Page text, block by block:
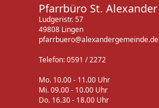
Pfarrbüro St. Alexander
Ludgeristr. 57
49808 Lingen
pfarrbuero@alexandergemeinde.de
Telefon: 0591 / 2272
Mo. 10.00 - 11.00 Uhr
Mi. 09.00 - 10.00 Uhr
Do. 16.30 - 18.00 Uhr